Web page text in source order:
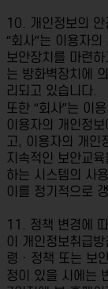
10. 개인정보의 안
“회사”는 이용자
보안장치를 마련
는 방화벽장치에
리되고 있습니다.
또한 “회사”는 이
이용자의 개인정
고, 이용자의 개인
지속적인 보안교
하는 시스템의 사
이를 정기적으로
11. 정책 변경에
이 개인정보취급
령ㆍ정책 또는 보
정이 있을 시에는